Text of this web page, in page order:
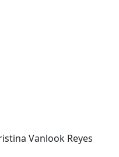
Vanlook Reyes